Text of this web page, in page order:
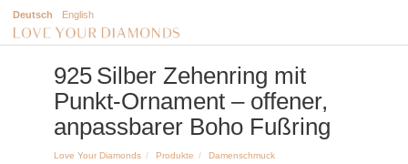
Deutsch English
925 Silber Zehenring mit
Punkt‑Ornament – offener,
anpassbarer Boho Fußring
Love Your Diamonds Produkte
Damenschmuck